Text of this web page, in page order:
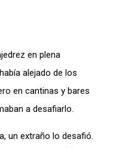
en plena
alejado de los
en cantinas y bares
a desafiarlo.
un extraño lo desafió.